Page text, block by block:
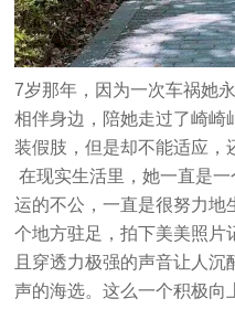
7岁那年，因为一次车祸她
相伴身边，陪她走过了崎崎
装假肢，但是却不能适应，
在现实生活里，她一直是
运的不公，一直是很努力地
个地方驻足，拍下美美照片
且穿透力极强的声音让人
声的海选。这么一个积极向